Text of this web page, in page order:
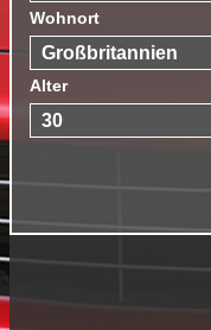
Wohnort
Alter